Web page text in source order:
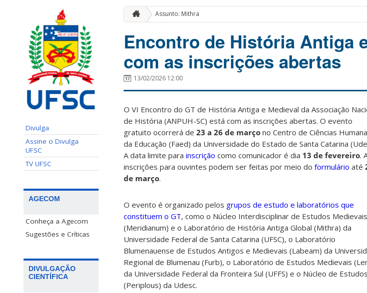
Divulga
Assine o Divulga
UFSC
TV UFSC
AGECOM
Conheça a Agecom
Sugestões e Críticas
DIVULGAÇÃO
CIENTÍFICA
Assunto: Mithra
Encontro de História Antiga
com as inscrições abertas
13/02/2026 12:00
O VI Encontro do GT de História Antiga e Medieval da Associação
de História (ANPUH-SC) está com as inscrições abertas. O evento
gratuito ocorrerá de 23 a 26 de março no Centro de Ciências
da Educação (Faed) da Universidade do Estado de Santa Catarina
A data limite para inscrição como comunicador é dia 13 de fevereiro.
inscrições para ouvintes podem ser feitas por meio do formulário até
de março.
O evento é organizado pelos grupos de estudo e laboratórios que
constituem o GT, como o Núcleo Interdisciplinar de Estudos Medievais
(Meridianum) e o Laboratório de História Antiga Global (Mithra) da
Universidade Federal de Santa Catarina (UFSC), o Laboratório
Blumenauense de Estudos Antigos e Medievais (Labeam) da
Regional de Blumenau (Furb), o Laboratório de Estudos Medievais
da Universidade Federal da Fronteira Sul (UFFS) e o Núcleo de
(Periplous) da Udesc.